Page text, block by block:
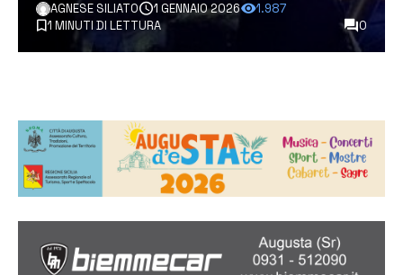
AGNESE SILIATO 1 GENNAIO 2026
1.987
1 MINUTI DI LETTURA
0